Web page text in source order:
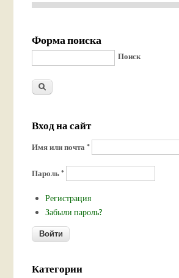
Форма поиска
Поиск
Вход на сайт
Имя или почта*
Пароль*
Регистрация
Забыли пароль?
Категории